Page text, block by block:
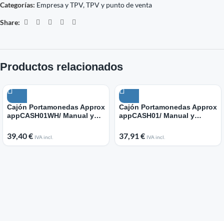
Categorías: Empresa y TPV,TPV y punto de venta
Share:
Productos relacionados
Cajón Portamonedas Approx
appCASH01WH/ Manual y
39,40€ IVA incl.
Cajón Portamonedas Approx
appCASH01/ Manual y
37,91€ IVA incl.